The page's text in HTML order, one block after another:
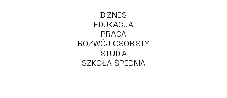
BIZNES
EDUKACJA
PRACA
ROZWÓJ OSOBISTY
STUDIA
SZKOŁA ŚREDNIA